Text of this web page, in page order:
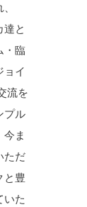
と
・臨
ョイ
流を
プル
ま
ただ
と豊
いた